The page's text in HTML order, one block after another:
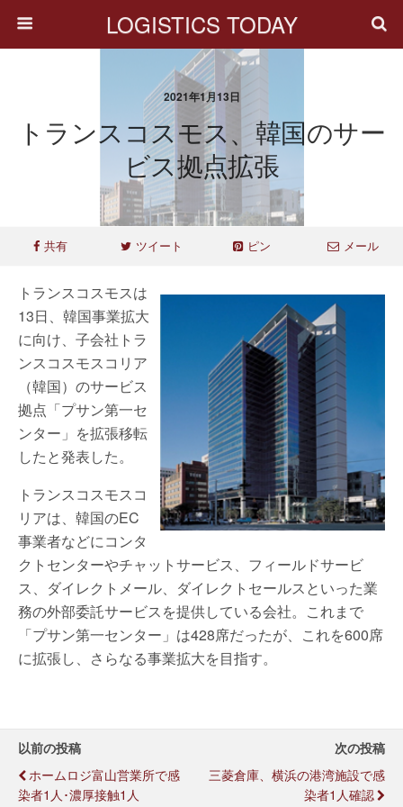
LOGISTICS TODAY
2021年1月13日
トランスコスモス、韓国のサー
ビス拠点拡張
共有 ツイート ピン メール
トランスコスモスは
13日、韓国事業拡大
に向け、子会社トラ
ンスコスモスコリア
（韓国）のサービス
拠点「プサン第一セ
ンター」を拡張移転
したと発表した。
トランスコスモスコ
リアは、韓国のEC
事業者などにコンタ
クトセンターやチャットサービス、フィールドサービ
ス、ダイレクトメール、ダイレクトセールスといった業
務の外部委託サービスを提供している会社。これまで
「プサン第一センター」は428席だったが、これを600席
に拡張し、さらなる事業拡大を目指す。
以前の投稿
ホームロジ富山営業所で感
染者1人･濃厚接触1人
次の投稿
三菱倉庫、横浜の港湾施設で感
染者1人確認